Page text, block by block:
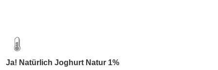
Ja! Natürlich Joghurt Natur 1%